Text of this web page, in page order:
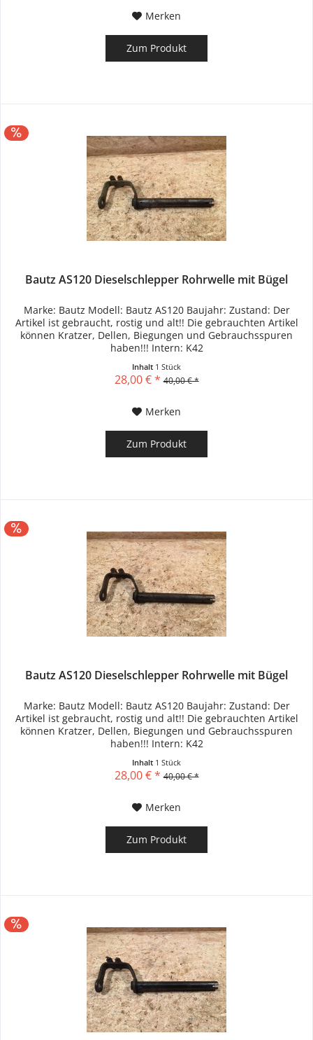
Merken
Zum Produkt
Bautz AS120 Dieselschlepper Rohrwelle mit Bügel
Marke: Bautz Modell: Bautz AS120 Baujahr: Zustand: Der
Artikel ist gebraucht, rostig und alt!! Die gebrauchten Artikel
können Kratzer, Dellen, Biegungen und Gebrauchsspuren
haben!!! Intern: K42
Inhalt 1 Stück
28,00 € * 40,00 € *
Merken
Zum Produkt
Bautz AS120 Dieselschlepper Rohrwelle mit Bügel
Marke: Bautz Modell: Bautz AS120 Baujahr: Zustand: Der
Artikel ist gebraucht, rostig und alt!! Die gebrauchten Artikel
können Kratzer, Dellen, Biegungen und Gebrauchsspuren
haben!!! Intern: K42
Inhalt 1 Stück
28,00 € * 40,00 € *
Merken
Zum Produkt